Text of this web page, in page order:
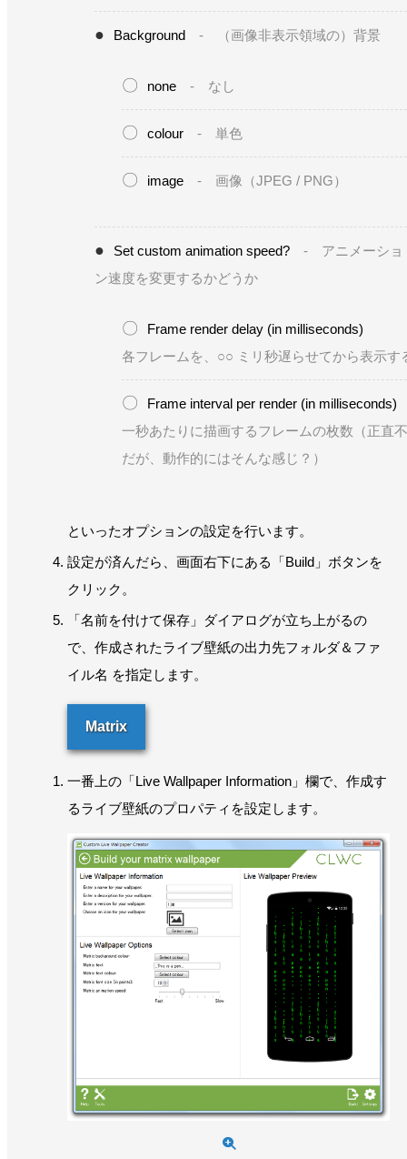
Background - （画像非表示領域の）背景
none - なし
colour - 単色
image - 画像（JPEG / PNG）
Set custom animation speed? - アニメーショ
ン速度を変更するかどうか
Frame render delay (in milliseconds)
各フレームを、○○ ミリ秒遅らせてから表示す
Frame interval per render (in milliseconds)
一秒あたりに描画するフレームの枚数（正直
だが、動作的にはそんな感じ？）
といったオプションの設定を行います。
設定が済んだら、画面右下にある「Build」ボタンを
クリック。
「名前を付けて保存」ダイアログが立ち上がるの
で、作成されたライブ壁紙の出力先フォルダ＆ファ
イル名 を指定します。
Matrix
一番上の「Live Wallpaper Information」欄で、作成す
るライブ壁紙のプロパティを設定します。